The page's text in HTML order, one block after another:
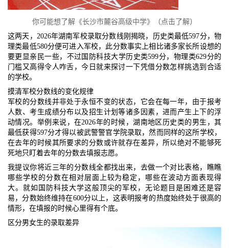
你可能想了解《长沙市麓谷高级中学》（点击了解）
这两天，2026年湖南军校录取分数线刚揭晓，历史类最低597分，物
理类最低580分便可进入军校，此分数事实上相比诸多家长所设想的
要更显亲民一些，不过国防科技大学历史类599分，物理类629分的
门槛又高得令人咋舌，今日就来探讨一下凭借分数怎样挑选到合适
的学校。
摸清军校分数线的变化规律
军校的分数线并非处于永恒不变的状态，它会在每一年，由于报考
人数、考生成绩分布以及招生计划等诸多因素，进而产生上下的浮
动情况。举例来说，在2026年的时候，湖南地区历史类的男生，其
最低获得597分才得以被武警警官学院录取，然而同样的这所学校，
在去年的时候其所要求的分数或许就存在差异，所以绝对不能够死
死地只盯着去年的分数去填报志愿。
我提议你将近三年的分数线全都找出来，去做一个对比表格，瞧瞧
哪些学校的分数在相对层面上较为稳定，哪些在波动方面表现得
大。就如国防科技大学这般顶尖的军校，无论题目是困难还是容
易，分数始终维持在600分以上，这表明报考的热度始终处于很高的
情形，在填报的时候心里得有个底。
区分男女生的录取差异